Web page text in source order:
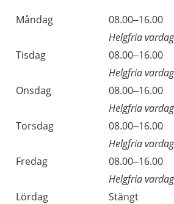
Måndag
08.00–16.00
Helgfria
Tisdag
08.00–16.00
Helgfria
Onsdag
08.00–16.00
Helgfria
Torsdag
08.00–16.00
Helgfria
Fredag
08.00–16.00
Helgfria
Lördag
Stängt